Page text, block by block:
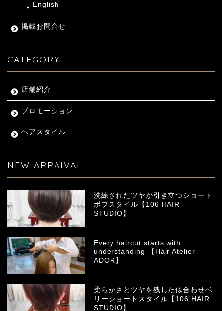
English
掲載お問合せ
CATEGORY
店舗紹介
プロモーション
ヘアスタイル
NEW ARRAIVAL
洗練されたツヤが引き立つショート
ボブスタイル【106 HAIR
STUDIO】
Every haircut starts with
understanding 【Hair Atelier
ADOR】
柔らかさとツヤを残した似合わせベ
リーショートスタイル【106 HAIR
STUDIO】